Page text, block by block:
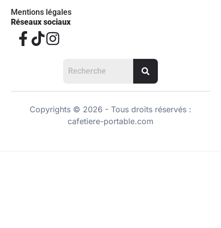
Mentions légales
Réseaux sociaux
Copyrights © 2026 - Tous droits réservés :
cafetiere-portable.com